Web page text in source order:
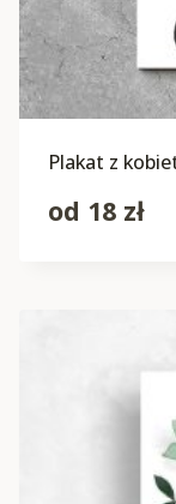
Plakat z
od 18 zł